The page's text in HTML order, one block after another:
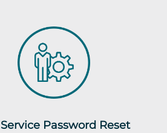
Password Reset